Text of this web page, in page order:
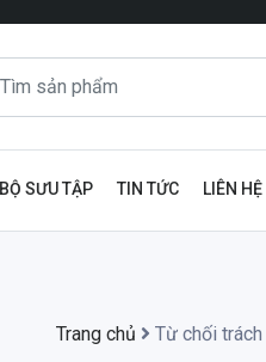
BỘ SƯU TẬP TIN TỨC LIÊN HỆ
Trang chủ Từ chối